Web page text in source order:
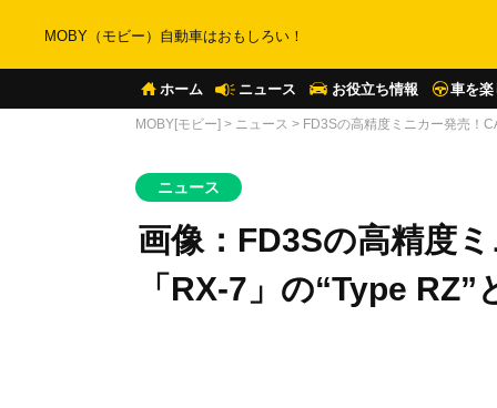
MOBY（モビー）自動車はおもしろい！
ホーム ニュース お役立ち情報 車を楽
MOBY[モビー] > ニュース > FD3Sの高精度ミニカー発売！
ニュース
画像：FD3Sの高精度
「RX-7」の“Type